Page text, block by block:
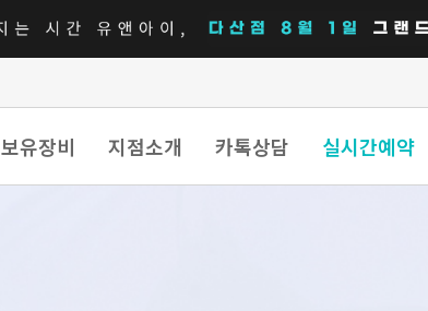
보유장비 지점소개 카톡상담 실시간예약